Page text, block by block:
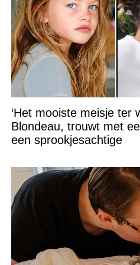
‘Het mooiste meisje ter
Blondeau, trouwt met
een sprookjesachtige